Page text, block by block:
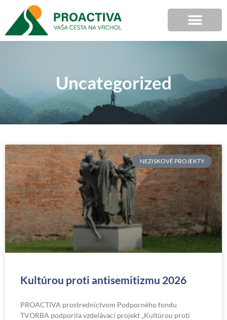
Uncategorized
NEZISKOVÉ PROJEKTY
Kultúrou proti antisemitizmu 2026
PROACTIVA prostredníctvom Podporného fondu
TVORBA podporila vzdelávací projekt „Kultúrou proti